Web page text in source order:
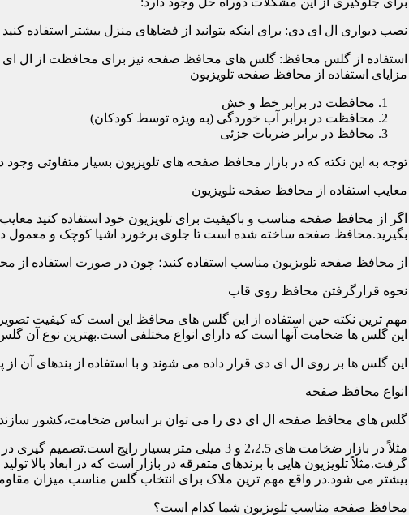
نصب دیواری ال ای دی: برای اینکه بتوانید از فضاهای منزل بیشتر استفاده
استفاده از گلس محافظ: گلس های محافظ صفحه نیز برای محافظت از ال
مزایای استفاده از محافظ صفحه تلویزیون
محافظت در برابر خط و خش
محافظت در برابر آب خوردگی (به ویژه توسط کودکان)
محافظ در برابر ضربات جزئی
توجه به این نکته که در بازار محافظ صفحه های تلویزیون بسیار متفاوتی
معایب استفاده از محافظ صفحه تلویزیون
اگر از محافظ صفحه مناسب و باکیفیت برای تلویزیون خود استفاده کنید
بگیرید.محافظ صفحه ساخته شده است تا جلوی برخورد اشیا کوچک و معمول
از محافظ صفحه تلویزیون مناسب استفاده کنید؛ چون در صورت استفاده از
نحوه قرارگرفتن محافظ روی قاب
مهم ترین نکته حین استفاده از این گلس های محافظ این است که کیفیت
این گلس ها ضخامت آنها است که دارای انواع مختلفی است.بهترین نوع آن گلس های با
این گلس ها بر روی ال ای دی قرار داده می شوند و با استفاده از بندهای
انواع محافظ صفحه
گلس های محافظ صفحه ال ای دی را می توان بر اساس ضخامت،کشور
مثلاً در بازار ضخامت های 2،2.5 و 3 میلی متر
گرفت.مثلاً تلویزیون هایی با برندهای متفرقه در بازار است که در ابعاد
بیشتر می شود.در واقع مهم ترین ملاک برای انتخاب گلس مناسب میزان
محافظ صفحه مناسب تلویزیون شما کدام است؟